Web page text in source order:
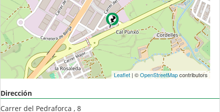
Leaflet| ©OpenStreetMapcontributors
Dirección
Carrer del Pedraforca , 8